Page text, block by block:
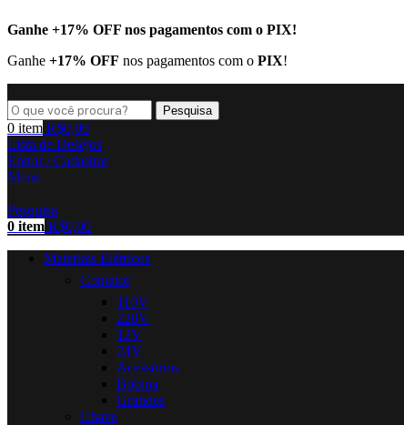
Ganhe +17% OFF nos pagamentos com o PIX!
Ganhe +17% OFF nos pagamentos com o PIX!
Pesquisa
0 item R$0,00
Lista de Desejos
Entrar / Cadastrar
Menu
Pesquisa
0 item R$0,00
Materiais Elétricos
Contator
110V
220V
12V
24V
Acessórios
Bobina
Grandes
Chave